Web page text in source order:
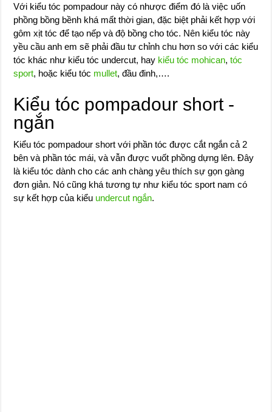
Với kiểu tóc pompadour này có nhược điểm đó là việc uốn
phồng bồng bềnh khá mất thời gian, đặc biệt phải kết hợp với
gôm xịt tóc để tạo nếp và độ bồng cho tóc. Nên kiểu tóc này
yều cầu anh em sẽ phải đầu tư chỉnh chu hơn so với các kiểu
tóc khác như kiểu tóc undercut, hay kiểu tóc mohican,tóc
sport, hoặc kiểu tóc mullet, đầu đinh,….
Kiểu tóc pompadour short -
ngắn
Kiểu tóc pompadour short với phần tóc được cắt ngắn cả 2
bên và phần tóc mái, và vẫn được vuốt phồng dựng lên. Đây
là kiểu tóc dành cho các anh chàng yêu thích sự gọn gàng
đơn giản. Nó cũng khá tương tự như kiểu tóc sport nam có
sự kết hợp của kiểu undercut ngắn.